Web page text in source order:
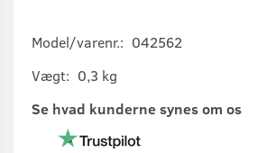
Model/varenr.: 042562
Vægt: 0,3 kg
Se hvad kunderne synes om os